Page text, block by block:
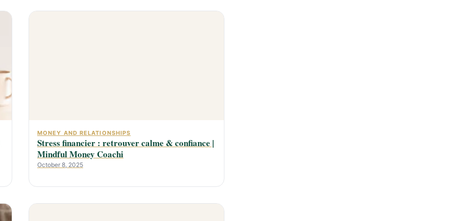
MONEY AND RELATIONSHIPS
Stress financier : retrouver calme & confiance |
Mindful Money Coachi
October 8, 2025